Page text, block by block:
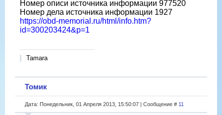
Номер описи источника информации 977520
Номер дела источника информации 1927
https://obd-memorial.ru/html/info.htm?
id=300203424&p=1
Tamara
Томик
Дата: Понедельник, 01 Апреля 2013, 15:50:07 | Сообщение # 11